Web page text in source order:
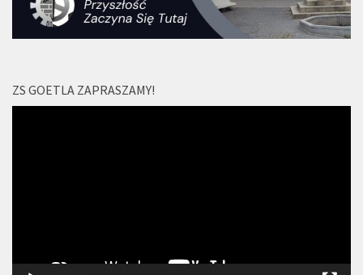
ZS GOETLA ZAPRASZAMY!